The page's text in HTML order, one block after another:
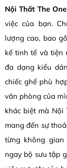
Nội Thất The One
việc của bạn.
lượng cao, bao
kế tinh tế và tiện
đa dạng kiểu
chiếc ghế phù
văn phòng của
khác biệt mà Nội
mang đến sự
từng không gian
ngay bộ sưu tập